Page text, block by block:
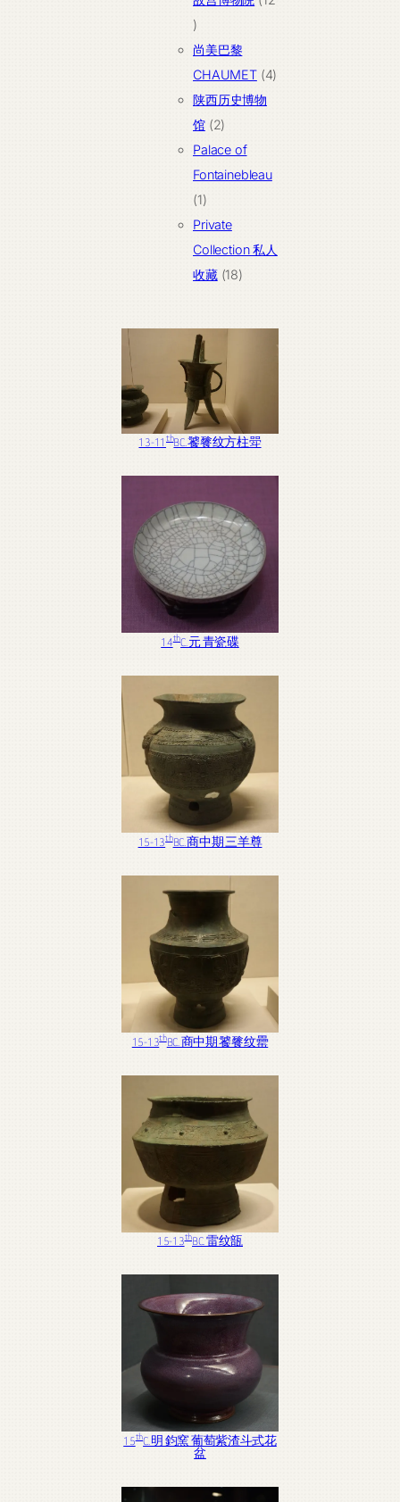
12
个
产
品
尚美巴黎
CHAUMET 44
陕西历史博物
馆 22
个
产
Palace of
Fontainebleau
11
个
产
品
Private
Collection 私人
收藏 1818
13-11 thBC. 饕餮纹方柱斝
14thC. 元 青瓷碟
15-13thBC. 商中期 三羊尊
15-13thBC. 商中期 饕餮纹罍
15-13thBC. 雷纹瓿
15thC. 明 鈞窯 葡萄紫渣斗式花
盆